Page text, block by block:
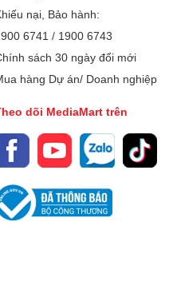
250W cùng với chế độ
nhau sẽ giúp bạn xay, ép
và tiết kiệm tối đa điện
nại, Bảo hành:
6741 / 1900 6743
sách 30 ngày đổi mới
hàng Dự án/ Doanh nghiệp
dõi MediaMart trên